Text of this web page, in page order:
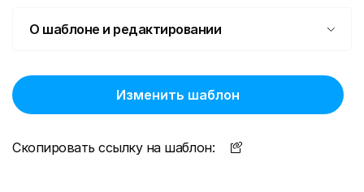
О шаблоне и редактировании
Изменить шаблон
Скопировать ссылку на шаблон: